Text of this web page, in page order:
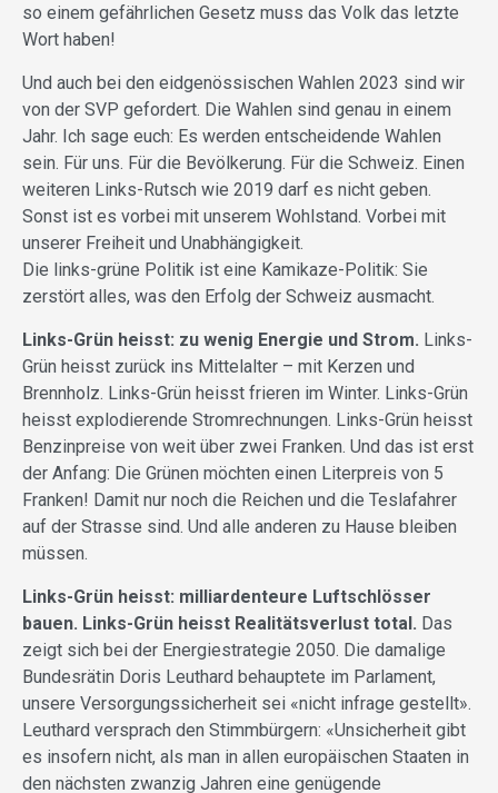
so einem gefährlichen Gesetz muss das Volk das letzte
Wort haben!
Und auch bei den eidgenössischen Wahlen 2023 sind wir
von der SVP gefordert. Die Wahlen sind genau in einem
Jahr. Ich sage euch: Es werden entscheidende Wahlen
sein. Für uns. Für die Bevölkerung. Für die Schweiz. Einen
weiteren Links-Rutsch wie 2019 darf es nicht geben.
Sonst ist es vorbei mit unserem Wohlstand. Vorbei mit
unserer Freiheit und Unabhängigkeit.
Die links-grüne Politik ist eine Kamikaze-Politik: Sie
zerstört alles, was den Erfolg der Schweiz ausmacht.
Links-Grün heisst: zu wenig Energie und Strom. Links-
Grün heisst zurück ins Mittelalter – mit Kerzen und
Brennholz. Links-Grün heisst frieren im Winter. Links-Grün
heisst explodierende Stromrechnungen. Links-Grün heisst
Benzinpreise von weit über zwei Franken. Und das ist erst
der Anfang: Die Grünen möchten einen Literpreis von 5
Franken! Damit nur noch die Reichen und die Teslafahrer
auf der Strasse sind. Und alle anderen zu Hause bleiben
müssen.
Links-Grün heisst: milliardenteure Luftschlösser
bauen. Links-Grün heisst Realitätsverlust total. Das
zeigt sich bei der Energiestrategie 2050. Die damalige
Bundesrätin Doris Leuthard behauptete im Parlament,
unsere Versorgungssicherheit sei «nicht infrage gestellt».
Leuthard versprach den Stimmbürgern: «Unsicherheit gibt
es insofern nicht, als man in allen europäischen Staaten in
den nächsten zwanzig Jahren eine genügende